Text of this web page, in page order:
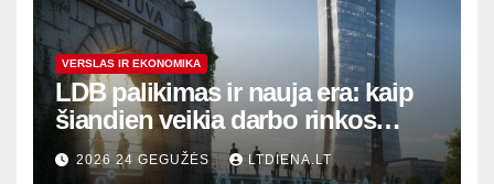
VERSLAS IR EKONOMIKA
LDB palikimas ir nauja era: kaip
šiandien veikia darbo rinkos
variklis Lietuvoje?
2026 24 GEGUŽĖS LTDIENA.LT